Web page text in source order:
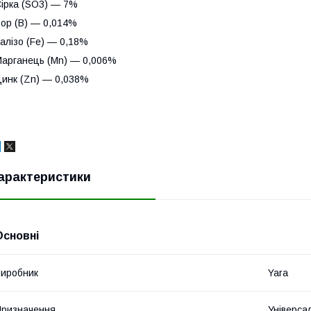
(SO3) — 7%
(B) — 0,014%
(Fe) — 0,18%
(Mn) — 0,006%
(Zn) — 0,038%
Yara